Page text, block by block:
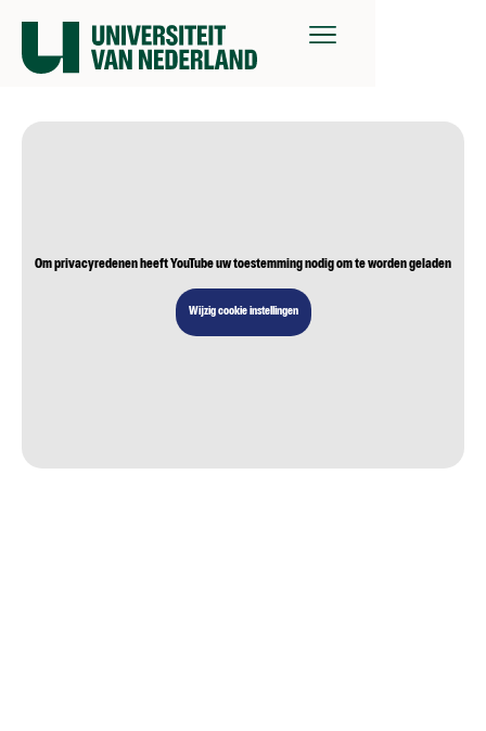
Om privacyredenen heeft YouTube uw toestemming nodig om te worden geladen
Wijzig cookie instellingen